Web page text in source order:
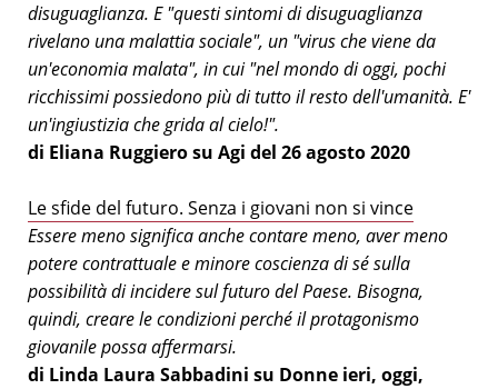
disuguaglianza. E "questi sintomi di disuguaglianza
rivelano una malattia sociale", un "virus che viene da
un'economia malata", in cui "nel mondo di oggi, pochi
ricchissimi possiedono più di tutto il resto dell'umanità. E'
un'ingiustizia che grida al cielo!".
di Eliana Ruggiero su Agi del 26 agosto 2020
Le sfide del futuro. Senza i giovani non si vince
Essere meno significa anche contare meno, aver meno
potere contrattuale e minore coscienza di sé sulla
possibilità di incidere sul futuro del Paese. Bisogna,
quindi, creare le condizioni perché il protagonismo
giovanile possa affermarsi.
di Linda Laura Sabbadini su Donne ieri, oggi,